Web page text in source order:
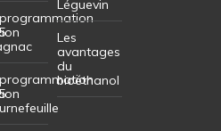
Léguevin
Les
avantages
du
bioéthanol